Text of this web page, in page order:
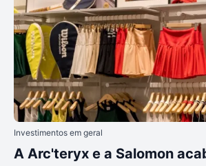
Investimentos em geral
A Arc'teryx e a Salomon